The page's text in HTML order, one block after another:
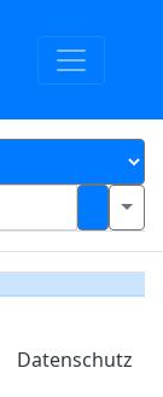
Datenschutz